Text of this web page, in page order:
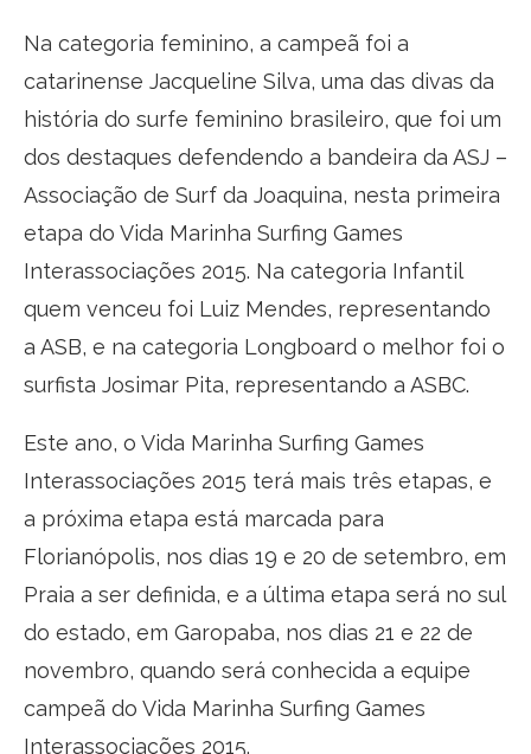
Na categoria feminino, a campeã foi a
catarinense Jacqueline Silva, uma das divas da
história do surfe feminino brasileiro, que foi um
dos destaques defendendo a bandeira da ASJ –
Associação de Surf da Joaquina, nesta primeira
etapa do Vida Marinha Surfing Games
Interassociações 2015. Na categoria Infantil
quem venceu foi Luiz Mendes, representando
a ASB, e na categoria Longboard o melhor foi o
surfista Josimar Pita, representando a ASBC.
Este ano, o Vida Marinha Surfing Games
Interassociações 2015 terá mais três etapas, e
a próxima etapa está marcada para
Florianópolis, nos dias 19 e 20 de setembro, em
Praia a ser definida, e a última etapa será no sul
do estado, em Garopaba, nos dias 21 e 22 de
novembro, quando será conhecida a equipe
campeã do Vida Marinha Surfing Games
Interassociações 2015.